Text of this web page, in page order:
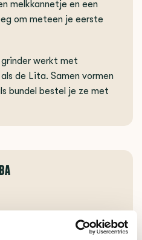
melkkannetje en een
om meteen je eerste
grinder werkt met
de Lita. Samen vormen
bundel bestel je ze met
of goedkoop